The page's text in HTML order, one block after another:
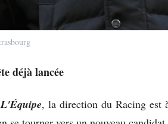
déjà lancée
L'Équipe, la direction du Racing est